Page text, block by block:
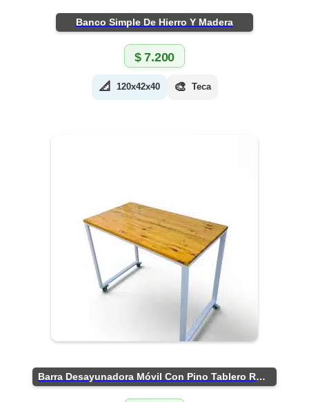
Banco Simple De Hierro Y Madera
$7.200
📐 120x42x40 🎨 Teca
Barra Desayunadora Móvil Con Pino Tablero Rústico